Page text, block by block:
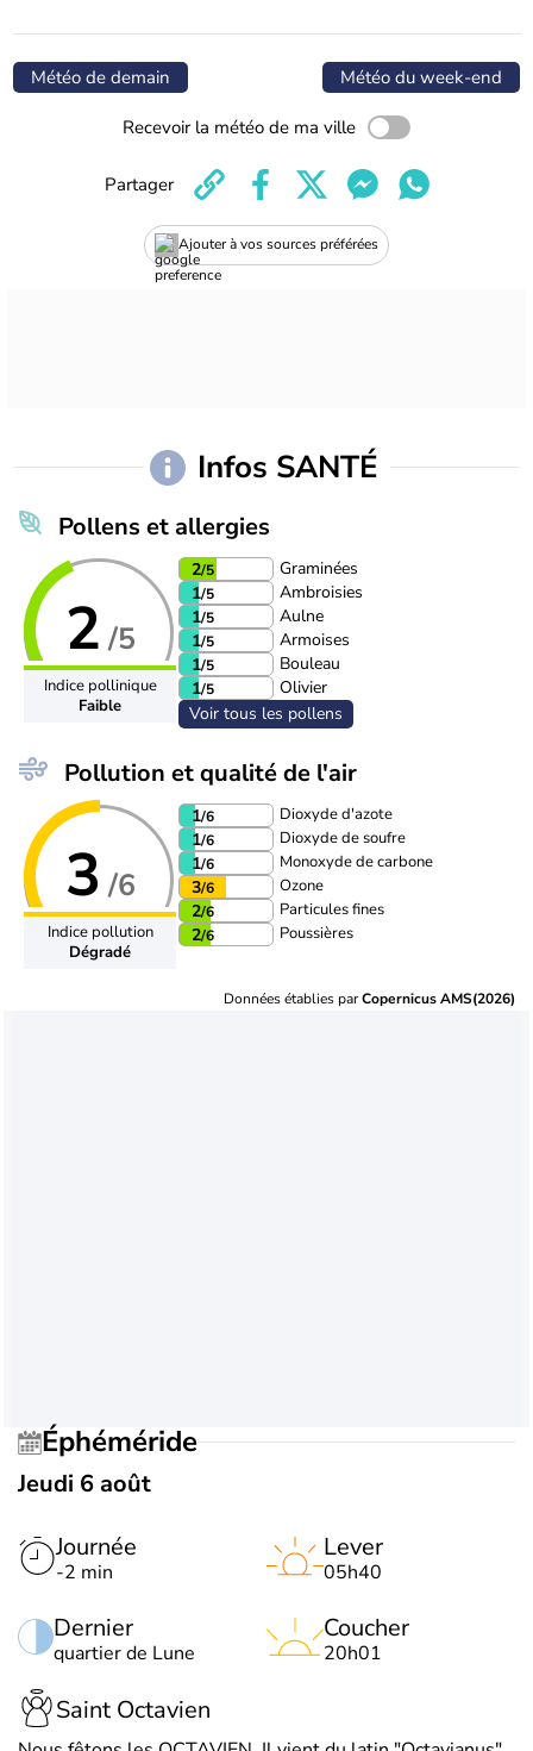
Météo de demain Météo du week-end
Recevoir la météo de ma ville
Ajouter à vos sources préférées
Partager
Infos SANTÉ
Pollens et allergies
2 /5
Indice pollinique
Faible
2/5
Graminées
1/5
Ambroisies
1/5
Aulne
1/5
Armoises
1/5
Bouleau
1/5
Olivier
Voir tous les pollens
Pollution et qualité de l'air
3 /6
Indice pollution
Dégradé
1/6 Dioxyde d'azote
1/6 Dioxyde de soufre
1/6 Monoxyde de carbone
3/6 Ozone
2/6 Particules fines
2/6 Poussières
Données établies parCopernicus AMS(2026)
Éphéméride
Jeudi 6 août
Journée
-2 min
Dernier
quartier de Lune
Lever
05h40
Coucher
20h01
Saint Octavien